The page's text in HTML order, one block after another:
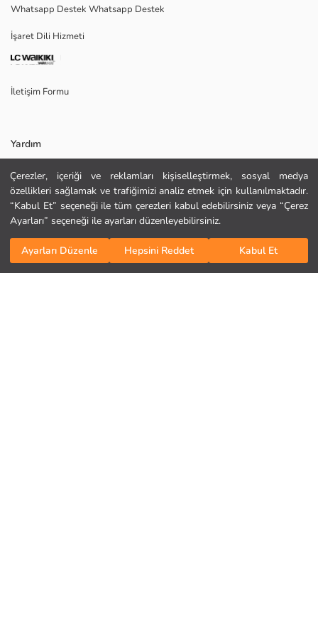
Çerezler, içeriği ve reklamları kişiselleştirmek, sosyal medya
özellikleri sağlamak ve trafiğimizi analiz etmek için kullanılmaktadır.
“Kabul Et” seçeneği ile tüm çerezleri kabul edebilirsiniz veya “Çerez
Ayarları” seçeneği ile ayarları düzenleyebilirsiniz.
Ayarları Düzenle Hepsini Reddet Kabul Et
Sepete Ekle
Menşei:
Marka:
Cinsiyet:
Kalıp:
Paket İçeriği:
KURU TEMİZLEME YAPILAMAZ
ORTA SICAKLIKTA ÜTÜLEYİNİZ
TAMBURLU KURUTMA YAPMAYINIZ
Whatsapp Destek Whatsapp Destek
İşaret Dili Hizmeti
İletişim Formu
Yardım
Sıkça Sorulan Sorular
İade
Hediye Kartı Satın Al
Bizi Takip Edin